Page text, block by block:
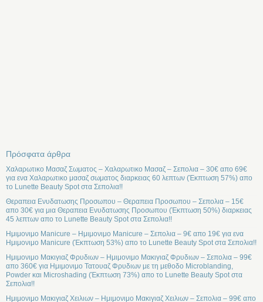
Πρόσφατα άρθρα
Χαλαρωτικο Μασαζ Σωματος – Χαλαρωτικο Μασαζ – Σεπολια – 30€ απο 69€
για ενα Χαλαρωτικο μασαζ σωματος διαρκειας 60 λεπτων (Έκπτωση 57%) απο
το Lunette Beauty Spot στα Σεπολια!!
Θεραπεια Ενυδατωσης Προσωπου – Θεραπεια Προσωπου – Σεπολια – 15€
απο 30€ για μια Θεραπεια Ενυδατωσης Προσωπου (Έκπτωση 50%) διαρκειας
45 λεπτων απο το Lunette Beauty Spot στα Σεπολια!!
Ημιμονιμο Manicure – Ημιμονιμο Manicure – Σεπολια – 9€ απο 19€ για ενα
Ημιμονιμο Manicure (Έκπτωση 53%) απο το Lunette Beauty Spot στα Σεπολια!!
Ημιμονιμο Μακιγιαζ Φρυδιων – Ημιμονιμο Μακιγιαζ Φρυδιων – Σεπολια – 99€
απο 360€ για Ημιμονιμο Τατουαζ Φρυδιων με τη μεθοδο Microblanding,
Powder και Microshading (Έκπτωση 73%) απο το Lunette Beauty Spot στα
Σεπολια!!
Ημιμονιμο Μακιγιαζ Χειλιων – Ημιμονιμο Μακιγιαζ Χειλιων – Σεπολια – 99€ απο